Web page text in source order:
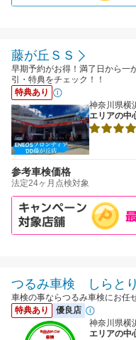
藤が丘ＳＳ
早期予約がお得！満了日から一
引・特典をチェック！！
特典あり
神奈川県横
エリアの中
参考車検価格
法定24ヶ月点検対象
つるみ車検 しらと
車検の事ならつるみ車検にお任
特典あり
優良店
神奈川県横
エリアの中